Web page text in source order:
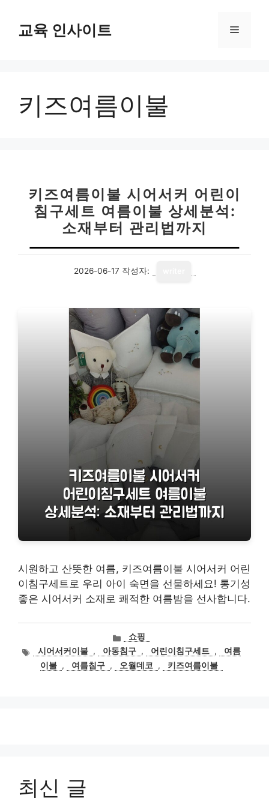
교육 인사이트 메
키즈여름이불
키즈여름이불 시어서커 어린이
침구세트 여름이불 상세분석:
소재부터 관리법까지
2026-06-17 작성자:
시원하고 산뜻한 여름, 키즈여름이불 시어서커 어린
이침구세트로 우리 아이 숙면을 선물하세요! 통기성
좋은 시어서커 소재로 쾌적한 여름밤을 선사합니다.
카
테
고
리
쇼핑
태시어서커이불 , 아동침구 , 어린이침구세트 ,
여름
이불 , 여름침구 , 오월데코 , 키즈여름이불
최신 글